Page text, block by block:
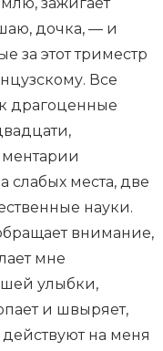
зажигает
дочка, — и
за этот триместр
Все
драгоценные
слабых места, две
науки.
внимание,
мне
улыбки,
и швыряет,
на меня